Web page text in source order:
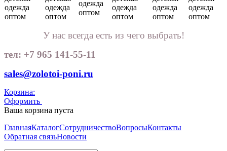
У нас всегда есть из чего выбрать!
тел: +7 965 141-55-11
sales@zolotoi-poni.ru
Корзина:
Оформить
Ваша корзина пуста
ГлавнаяКаталогСотрудничествоВопросыКонтакты
Обратная связьНовости